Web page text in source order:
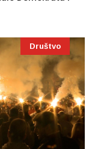
Društvo